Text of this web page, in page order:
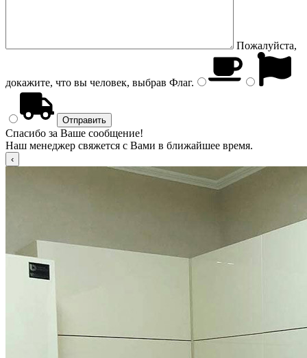
Пожалуйста,
докажите, что вы человек, выбрав Флаг.
Спасибо за Ваше сообщение!
Наш менеджер свяжется с Вами в ближайшее время.